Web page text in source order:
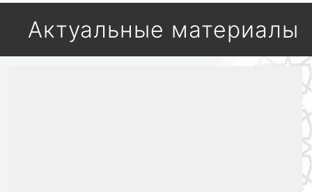
Актуальные материалы